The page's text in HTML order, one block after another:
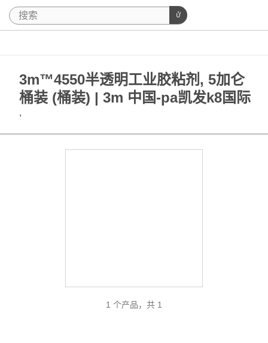
3m™4550半透明工业胶粘剂, 5加仑
桶装 (桶装) | 3m 中国-pa凯发k8国际
,
1 个产品，共 1